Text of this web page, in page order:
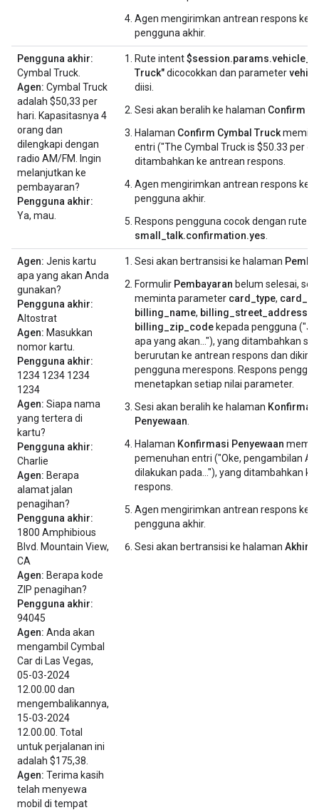
Agen mengirimkan antrean respons
pengguna akhir.
Pengguna akhir:
Cymbal Truck.
Agen: Cymbal Truck
adalah $50,33 per
hari. Kapasitasnya 4
orang dan
dilengkapi dengan
radio AM/FM. Ingin
melanjutkan ke
pembayaran?
Pengguna akhir:
Ya, mau.
Rute intent
Truck"dicocokkan dan parameter
diisi.
Sesi akan beralih ke halaman Confirm
Halaman Confirm Cymbal Truck
entri ("The Cymbal Truck is $50.33 per
ditambahkan ke antrean respons.
Agen mengirimkan antrean respons
pengguna akhir.
Respons pengguna cocok dengan rute
small_talk.confirmation.yes
Agen: Jenis kartu
apa yang akan Anda
gunakan?
Pengguna akhir:
Altostrat
Agen: Masukkan
nomor kartu.
Pengguna akhir:
1234 1234 1234
1234
Agen: Siapa nama
yang tertera di
kartu?
Pengguna akhir:
Charlie
Agen: Berapa
alamat jalan
penagihan?
Pengguna akhir:
1800 Amphibious
Blvd. Mountain View,
CA
Agen: Berapa kode
ZIP penagihan?
Pengguna akhir:
94045
Agen: Anda akan
mengambil Cymbal
Car di Las Vegas,
05-03-2024
12.00.00 dan
mengembalikannya,
15-03-2024
12.00.00. Total
untuk perjalanan ini
adalah $175,38.
Agen: Terima kasih
telah menyewa
mobil di tempat
Sesi akan bertransisi ke halaman
Formulir Pembayaran belum selesai,
meminta parameter card_type,
billing_name, billing_street_address
billing_zip_codekepada pengguna
apa yang akan..."), yang ditambahkan
berurutan ke antrean respons dan
pengguna merespons. Respons
menetapkan setiap nilai parameter.
Sesi akan beralih ke halaman Konfirmasi
Penyewaan
Halaman Konfirmasi Penyewaan
pemenuhan entri ("Oke, pengambilan
dilakukan pada..."), yang ditambahkan
respons.
Agen mengirimkan antrean respons
pengguna akhir.
Sesi akan bertransisi ke halaman Akhiri